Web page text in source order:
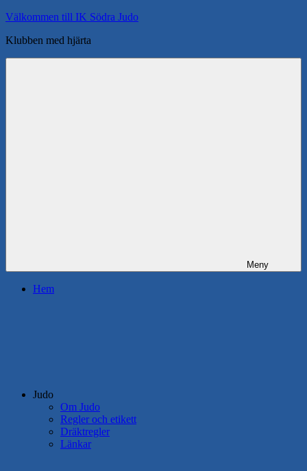
Hoppa
innehåll
Välkommen till IK Södra Judo
Klubben med hjärta
Meny
Hem
Judo
Om Judo
Regler och etikett
Dräktregler
Länkar